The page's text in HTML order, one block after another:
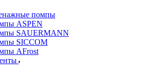
помпы
ASPEN
SAUERMANN
SICCOM
AFrost